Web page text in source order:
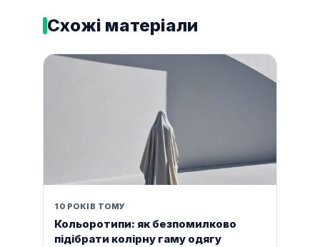
Схожі матеріали
10 РОКІВ ТОМУ
Кольоротипи: як безпомилково
підібрати колірну гаму одягу